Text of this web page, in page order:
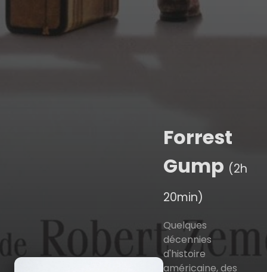
Forrest
Gump (2h
20min)
Quelques
décennies
d'histoire
américaine, des